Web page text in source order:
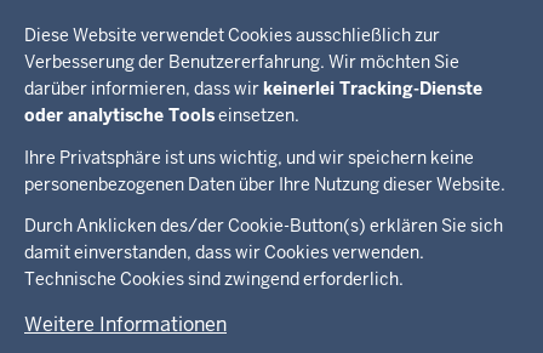
Diese Website verwendet Cookies ausschließlich zur
Verbesserung der Benutzererfahrung. Wir möchten Sie
darüber informieren, dass wirkeinerlei Tracking-Dienste
oder analytische Toolseinsetzen.
Ihre Privatsphäre ist uns wichtig, und wir speichern keine
personenbezogenen Daten über Ihre Nutzung dieser Website.
Durch Anklicken des/der Cookie-Button(s) erklären Sie sich
damit einverstanden, dass wir Cookies verwenden.
Technische Cookies sind zwingend erforderlich.
Weitere Informationen
zum Thema
Endlich sicher: Gemeinsam stark machen für den
Schutz von LSBTI* Geflüchteten
Inhalte
Im Überblick
Inhalt
in
Menü